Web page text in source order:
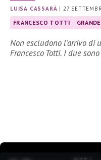
LUISA CASSARÀ | 27
FRANCESCO TOTTI
Non escludono l’arrivo di
Francesco Totti. I due